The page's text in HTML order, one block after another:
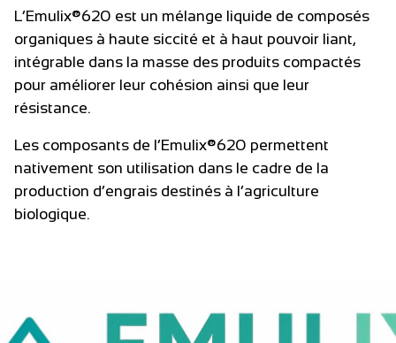
L’Emulix®620 est un mélange liquide de composés
organiques à haute siccité et à haut pouvoir liant,
intégrable dans la masse des produits compactés
pour améliorer leur cohésion ainsi que leur
résistance.
Les composants de l’Emulix®620 permettent
nativement son utilisation dans le cadre de la
production d’engrais destinés à l’agriculture
biologique.